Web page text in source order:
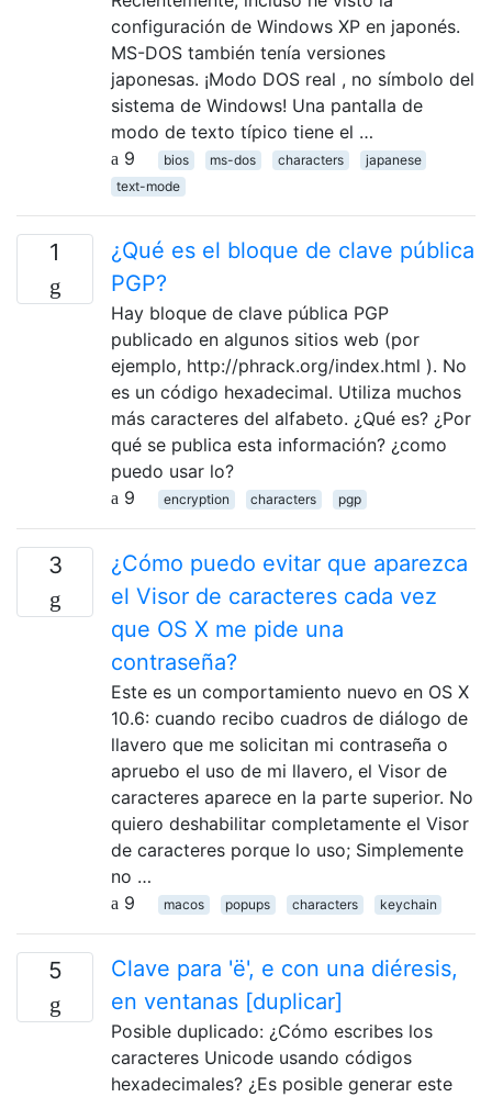
configuración de Windows XP en japonés.
MS-DOS también tenía versiones
japonesas. ¡Modo DOS real , no símbolo del
sistema de Windows! Una pantalla de
modo de texto típico tiene el …
9
bios ms-dos characters
japanese
text-mode
1
¿Qué es el bloque de clave pública
PGP?
Hay bloque de clave pública PGP
publicado en algunos sitios web (por
ejemplo, http://phrack.org/index.html ). No
es un código hexadecimal. Utiliza muchos
más caracteres del alfabeto. ¿Qué es? ¿Por
qué se publica esta información? ¿como
puedo usar lo?
9
encryption characters pgp
3
¿Cómo puedo evitar que aparezca
el Visor de caracteres cada vez
que OS X me pide una
contraseña?
Este es un comportamiento nuevo en OS X
10.6: cuando recibo cuadros de diálogo de
llavero que me solicitan mi contraseña o
apruebo el uso de mi llavero, el Visor de
caracteres aparece en la parte superior. No
quiero deshabilitar completamente el Visor
de caracteres porque lo uso; Simplemente
no …
9
macos popups characters keychain
5
Clave para 'ë', e con una diéresis,
en ventanas [duplicar]
Posible duplicado: ¿Cómo escribes los
caracteres Unicode usando códigos
hexadecimales? ¿Es posible generar este